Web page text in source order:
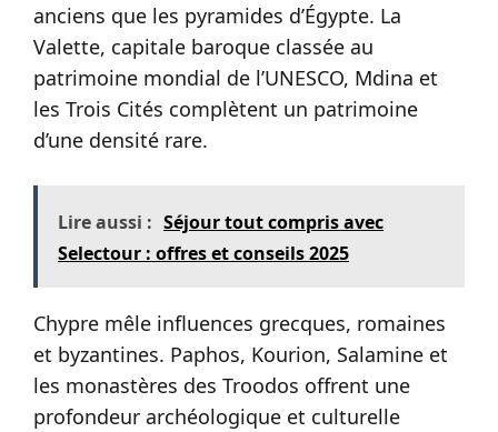
anciens que les pyramides d’Égypte. La
Valette, capitale baroque classée au
patrimoine mondial de l’UNESCO, Mdina et
les Trois Cités complètent un patrimoine
d’une densité rare.
Lire aussi : Séjour tout compris avec
Selectour : offres et conseils 2025
Chypre mêle influences grecques, romaines
et byzantines. Paphos, Kourion, Salamine et
les monastères des Troodos offrent une
profondeur archéologique et culturelle